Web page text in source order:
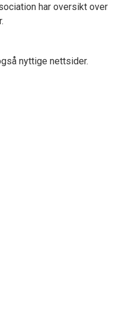
har oversikt over
nyttige nettsider.